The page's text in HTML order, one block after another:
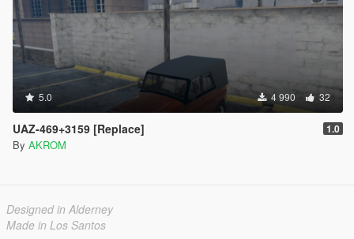
5.0 4 990 32
UAZ-469+3159 [Replace] 1.0
By AKROM
Designed in Alderney
Made in Los Santos